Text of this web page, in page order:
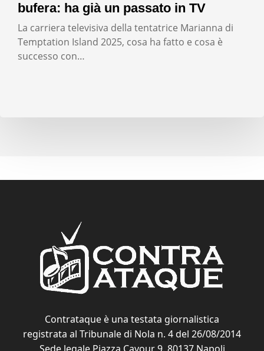
bufera: ha già un passato in TV
La carriera televisiva della tentatrice Marianna di
Temptation Island 2025, cosa ha fatto e cosa è
successo con…
Contrataque è una testata giornalistica
registrata al Tribunale di Nola n. 4 del 26/08/2014